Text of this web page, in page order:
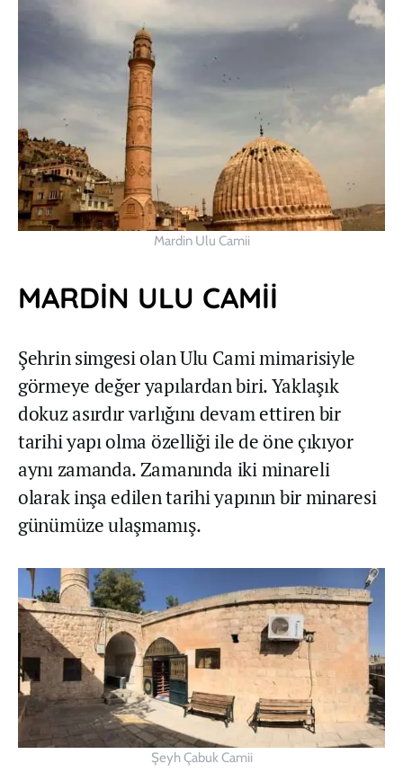
Mardin Ulu Camii
MARDİN ULU CAMİİ
Şehrin simgesi olan Ulu Cami mimarisiyle
görmeye değer yapılardan biri. Yaklaşık
dokuz asırdır varlığını devam ettiren bir
tarihi yapı olma özelliği ile de öne çıkıyor
aynı zamanda. Zamanında iki minareli
olarak inşa edilen tarihi yapının bir minaresi
günümüze ulaşmamış.
Şeyh Çabuk Camii